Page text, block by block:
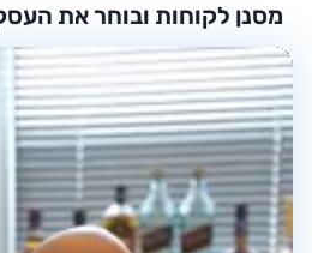
מסנן לקוחות ובוחר את